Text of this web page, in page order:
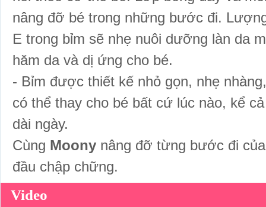
nâng đỡ bé trong những bước đi.
E trong bỉm sẽ nhẹ nuôi dưỡng làn da
hăm da và dị ứng cho bé.
- Bỉm được thiết kế nhỏ gọn, nhẹ
có thể thay cho bé bất cứ lúc nào, kể
dài ngày.
Cùng Moony nâng đỡ từng bước đi
đầu chập chững.
Video